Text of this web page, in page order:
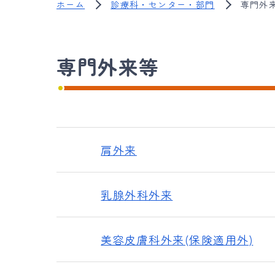
ホーム 診療科・センター・部門 専門外
専門外来等
肩外来
乳腺外科外来
美容皮膚科外来(保険適用外)